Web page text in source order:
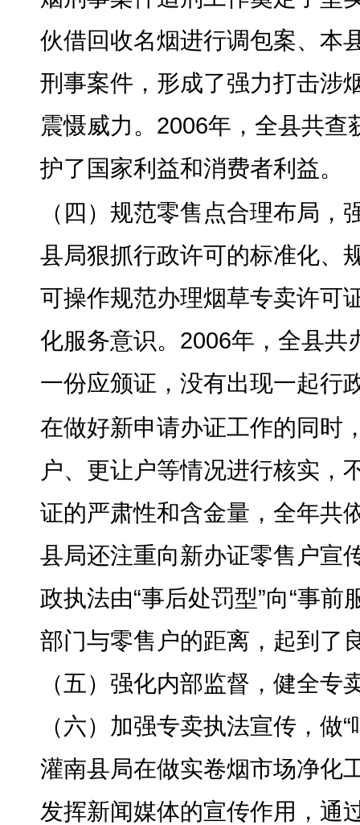
伙借回收名烟进行调包案、本
刑事案件，形成了强力打击涉
震慑威力。2006年 ， 全县共查
护了国家利益和消费者利益。
（四）规范零售点合理布局 ，
县局狠抓行政许可的标准化、
可操作规范办理烟草专卖许可
化服务意识。2006年 ， 全县共
一份应颁证，没有出现一起行
在做好新申请办证工作的同时
户、更让户等情况进行核实 ，
证的严肃性和含金量 ， 全年共
县局还注重向新办证零售户宣
政执法由“事后处罚型”向“事前
部门与零售户的距离 ， 起到了
（五）强化内部监督 ， 健全专
（六）加强专卖执法宣传 ， 做“
灌南县局在做实卷烟市场净化
发挥新闻媒体的宣传作用，通